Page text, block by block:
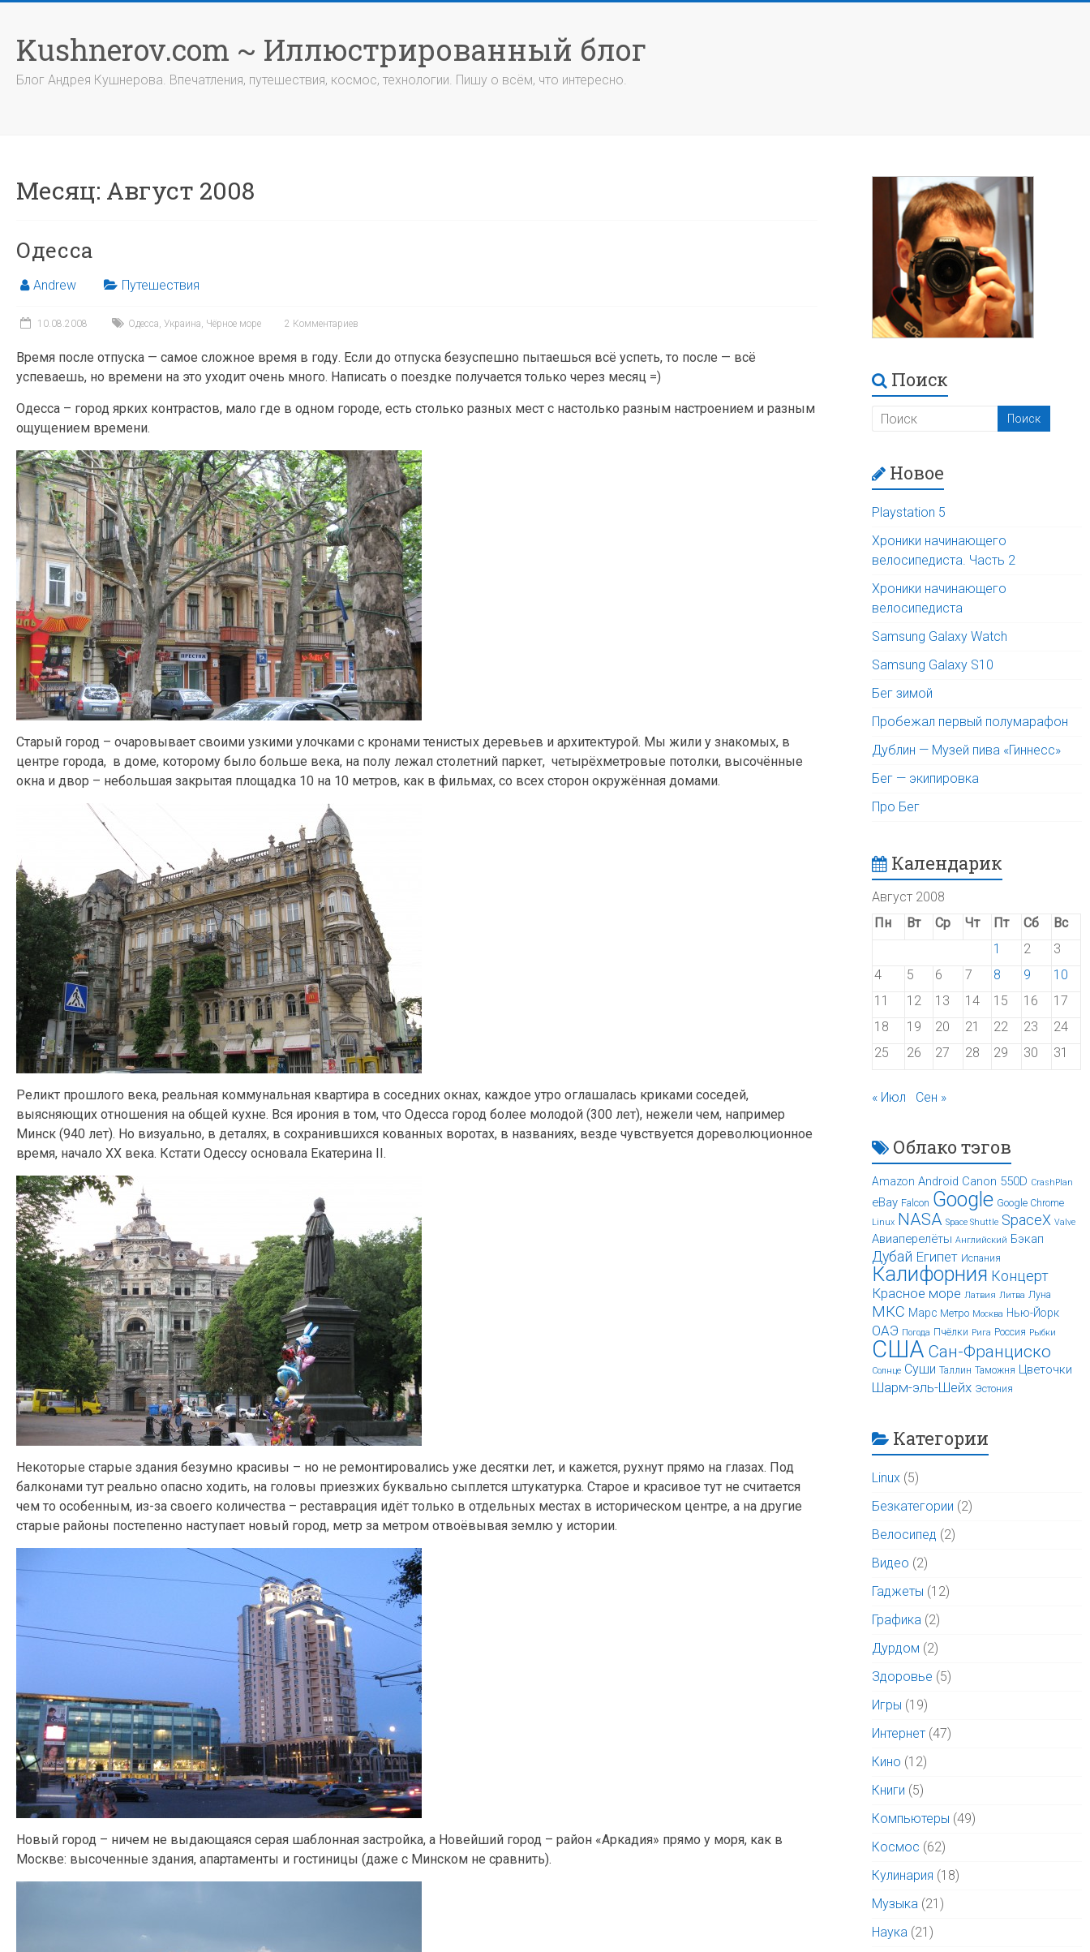
содержимому
Kushnerov.com ~ Иллюстрированный блог
Блог Андрея Кушнерова. Впечатления, путешествия, космос, технологии. Пишу о всём, что интересно.
Месяц: Август 2008
Одесса
Andrew Путешествия
10.08.2008 Одесса, Украина, Чёрное море 2 Комментариев
Время после отпуска — самое сложное время в году. Если до отпуска безуспешно пытаешься всё успеть, то после — всё
успеваешь, но времени на это уходит очень много. Написать о поездке получается только через месяц =)
Одесса – город ярких контрастов, мало где в одном городе, есть столько разных мест с настолько разным настроением и разным
ощущением времени.
Старый город – очаровывает своими узкими улочками с кронами тенистых деревьев и архитектурой. Мы жили у знакомых, в
центре города, в доме, которому было больше века, на полу лежал столетний паркет, четырёхметровые потолки, высочённые
окна и двор – небольшая закрытая площадка 10 на 10 метров, как в фильмах, со всех сторон окружённая домами.
Реликт прошлого века, реальная коммунальная квартира в соседних окнах, каждое утро оглашалась криками соседей,
выясняющих отношения на общей кухне. Вся ирония в том, что Одесса город более молодой (300 лет), нежели чем, например
Минск (940 лет). Но визуально, в деталях, в сохранившихся кованных воротах, в названиях, везде чувствуется дореволюционное
время, начало XX века. Кстати Одессу основала Екатерина II.
Некоторые старые здания безумно красивы – но не ремонтировались уже десятки лет, и кажется, рухнут прямо на глазах. Под
балконами тут реально опасно ходить, на головы приезжих буквально сыплется штукатурка. Старое и красивое тут не считается
чем то особенным, из-за своего количества – реставрация идёт только в отдельных местах в историческом центре, а на другие
старые районы постепенно наступает новый город, метр за метром отвоёвывая землю у истории.
Новый город – ничем не выдающаяся серая шаблонная застройка, а Новейший город – район «Аркадия» прямо у моря, как в
Москве: высоченные здания, апартаменты и гостиницы (даже с Минском не сравнить).
Поиск
Новое
Playstation 5
Хроники начинающего
велосипедиста. Часть 2
Хроники начинающего
велосипедиста
Samsung Galaxy Watch
Samsung Galaxy S10
Бег зимой
Пробежал первый полумарафон
Дублин — Музей пива «Гиннесс»
Бег — экипировка
Про Бег
Календарик
Август 2008
Пн
Вт Ср Чт Пт Сб
Вс
1
2
3
4
5 6 7 8 9
10
11
12 13 14 15 16
17
18
19 20 21 22 23
24
25
26 27 28 29 30 31
« Июл Сен »
Облако тэгов
Amazon Android Canon 550D CrashPlan
eBay Falcon Google Google Chrome
Linux NASA Space Shuttle SpaceX Valve
Авиаперелёты Английский Бэкап
Дубай Египет Испания
Калифорния Концерт
Красное море Латвия Литва Луна
МКС Марс Метро Москва Нью-Йорк
ОАЭ Погода Пчёлки Рига Россия Рыбки
США Сан-Франциско
Солнце Суши Таллин Таможня Цветочки
Шарм-эль-Шейх Эстония
Категории
Linux (5)
Безкатегории (2)
Велосипед (2)
Видео (2)
Гаджеты (12)
Графика (2)
Дурдом (2)
Здоровье (5)
Игры (19)
Интернет (47)
Кино (12)
Книги (5)
Компьютеры (49)
Космос (62)
Кулинария (18)
Музыка (21)
Наука (21)